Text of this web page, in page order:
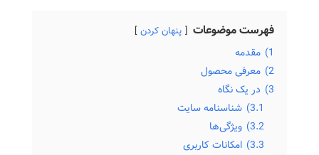
فهرست موضوعات پنهان کردن
1) مقدمه
2) معرفی محصول
3) در یک نگاه
3.1) شناسنامه سایت
3.2) ویژگی‌ها
3.3) امکانات کاربری